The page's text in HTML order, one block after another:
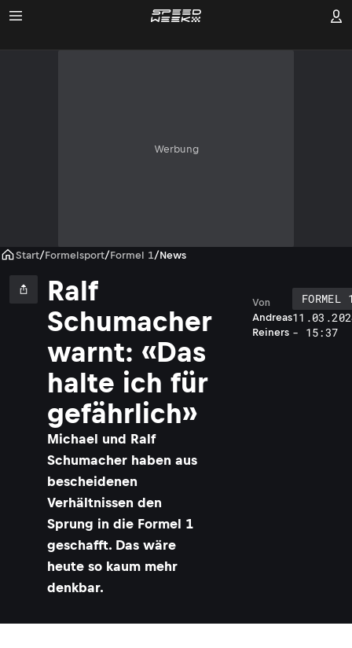
Werbung
Start/Formelsport/Formel 1/News
Ralf
Schumacher
warnt: «Das
halte ich für
gefährlich»
Michael und Ralf
Schumacher haben aus
bescheidenen
Verhältnissen den
Sprung in die Formel 1
geschafft. Das wäre
heute so kaum mehr
denkbar.
Andreas
Reiners
Von
FORMEL
- 15:37